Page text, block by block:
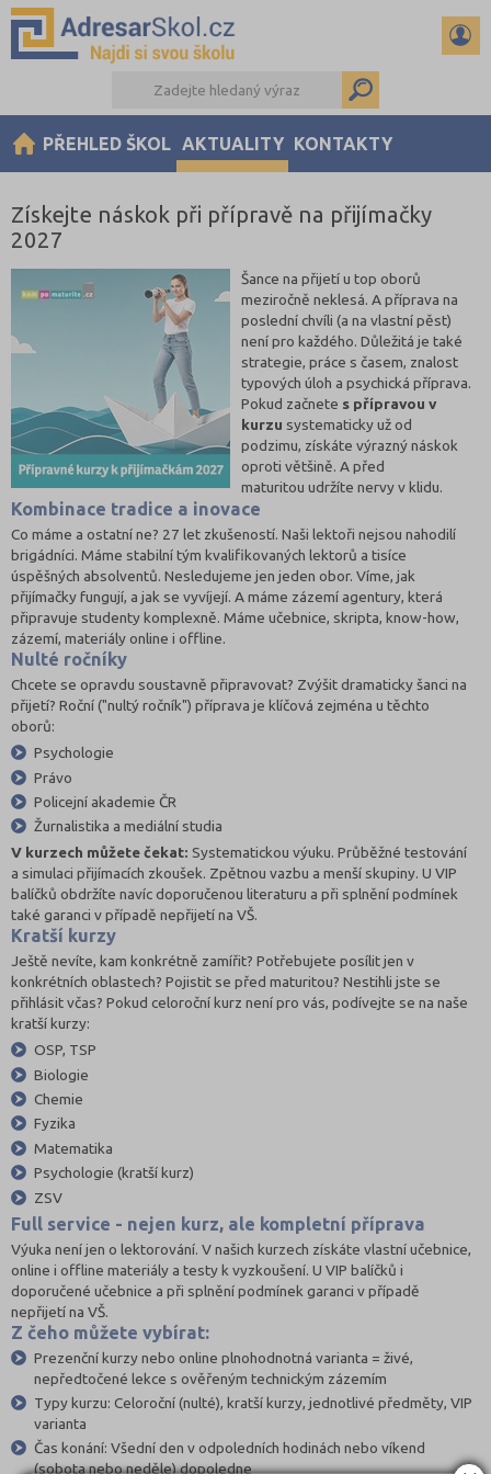
PŘEHLED ŠKOL AKTUALITY KONTAKTY
Získejte náskok při přípravě na přijímačky
2027
Šance na přijetí u top oborů
meziročně neklesá. A příprava na
poslední chvíli (a na vlastní pěst)
není pro každého. Důležitá je také
strategie, práce s časem, znalost
typových úloh a psychická příprava.
Pokud začnete s přípravou v
kurzu systematicky už od
podzimu, získáte výrazný náskok
oproti většině. A před
maturitou udržíte nervy v klidu.
Kombinace tradice a inovace
Co máme a ostatní ne? 27 let zkušeností. Naši lektoři nejsou nahodilí
brigádníci. Máme stabilní tým kvalifikovaných lektorů a tisíce
úspěšných absolventů. Nesledujeme jen jeden obor. Víme, jak
přijímačky fungují, a jak se vyvíjejí. A máme zázemí agentury, která
připravuje studenty komplexně. Máme učebnice, skripta, know-how,
zázemí, materiály online i offline.
Nulté ročníky
Chcete se opravdu soustavně připravovat? Zvýšit dramaticky šanci na
přijetí? Roční ("nultý ročník") příprava je klíčová zejména u těchto
oborů:
Psychologie
Právo
Policejní akademie ČR
Žurnalistika a mediální studia
V kurzech můžete čekat:Systematickou výuku. Průběžné testování
a simulaci přijímacích zkoušek. Zpětnou vazbu a menší skupiny. U VIP
balíčků obdržíte navíc doporučenou literaturu a při splnění podmínek
také garanci v případě nepřijetí na VŠ.
Kratší kurzy
Ještě nevíte, kam konkrétně zamířit? Potřebujete posílit jen v
konkrétních oblastech? Pojistit se před maturitou? Nestihli jste se
přihlásit včas? Pokud celoroční kurz není pro vás, podívejte se na naše
kratší kurzy:
OSP, TSP
Biologie
Chemie
Fyzika
Matematika
Psychologie (kratší kurz)
ZSV
Full service - nejen kurz, ale kompletní příprava
Výuka není jen o lektorování. V našich kurzech získáte vlastní učebnice,
online i offline materiály a testy k vyzkoušení. U VIP balíčků i
doporučené učebnice a při splnění podmínek garanci v případě
nepřijetí na VŠ.
Z čeho můžete vybírat:
Prezenční kurzy nebo online plnohodnotná varianta = živé,
nepředtočené lekce s ověřeným technickým zázemím
Typy kurzu: Celoroční (nulté), kratší kurzy, jednotlivé předměty, VIP
varianta
Čas konání: Všední den v odpoledních hodinách nebo víkend
(sobota nebo neděle) dopoledne